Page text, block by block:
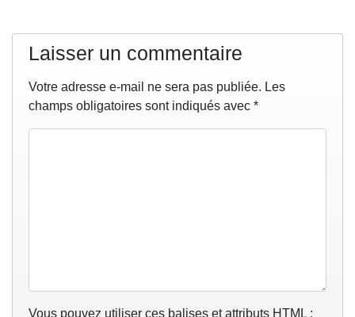
Laisser un commentaire
Votre adresse e-mail ne sera pas publiée. Les
champs obligatoires sont indiqués avec *
Vous pouvez utiliser ces balises et attributs HTML :